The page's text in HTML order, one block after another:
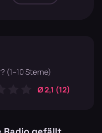
(1–10 Sterne)
Ø 2,1 (12)